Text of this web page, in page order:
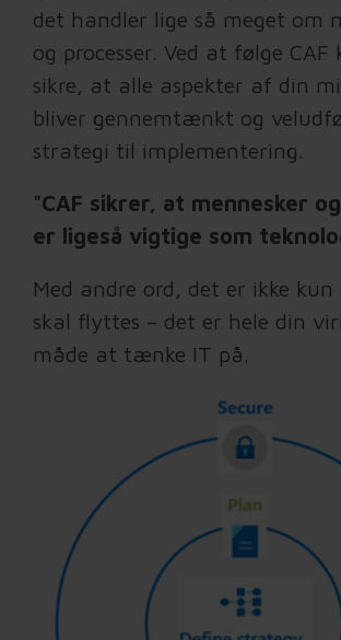
det handler lige så meget om
og processer. Ved at følge CAF
sikre, at alle aspekter af din
bliver gennemtænkt og
strategi til implementering.
"CAF sikrer, at mennesker
er ligeså vigtige som
Med andre ord, det er ikke kun
skal flyttes – det er hele din
måde at tænke IT på.